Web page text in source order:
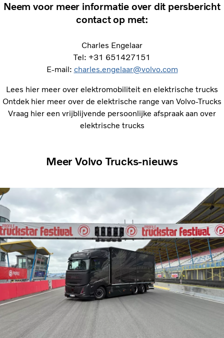
Neem voor meer informatie over dit persbericht
contact op met:
Charles Engelaar
Tel: +31 651427151
E-mail: charles.engelaar@volvo.com
Lees hier meer over elektromobiliteit en elektrische trucks
Ontdek hier meer over de elektrische range van Volvo-Trucks
Vraag hier een vrijblijvende persoonlijke afspraak aan over
elektrische trucks
Meer Volvo Trucks-nieuws